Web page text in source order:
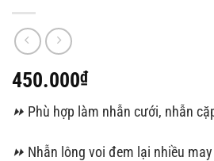
450.000₫
⏩ Phù hợp làm nhẫn cưới, nhẫn
⏩ Nhẫn lông voi đem lại nhiều